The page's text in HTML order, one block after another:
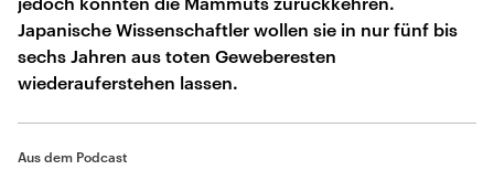
Japanische Wissenschaftler wollen sie in nur fünf bis
sechs Jahren aus toten Geweberesten
wiederauferstehen lassen.
Aus dem Podcast